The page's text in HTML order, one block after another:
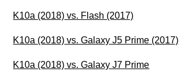
K10a (2018) vs. Flash (2017)
K10a (2018) vs. Galaxy J5 Prime (2017)
K10a (2018) vs. Galaxy J7 Prime